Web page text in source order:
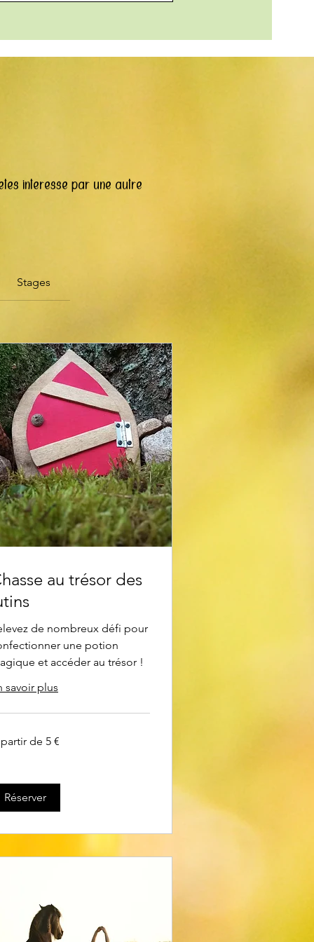
intéressé par une autre
Stages
au trésor des
de nombreux défi pour
une potion
et accéder au trésor !
savoir plus
de 5 €
Réserver